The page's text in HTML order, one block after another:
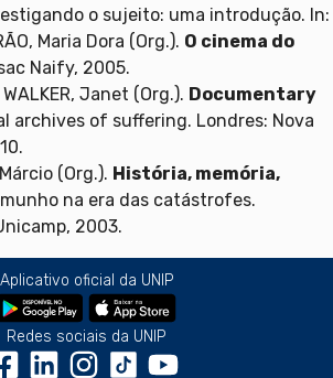
o sujeito: uma introdução. In:
Maria Dora (Org.). O cinema do
Naify, 2005.
Janet (Org.). Documentary
archives of suffering. Londres: Nova
(Org.). História, memória,
na era das catástrofes.
2003.
Aplicativo oficial da UNIP
Redes sociais da UNIP